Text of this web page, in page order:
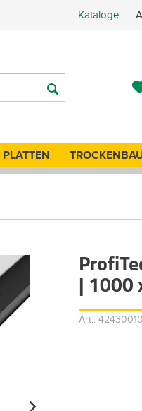
Kataloge
PLATTEN
|
Art.: